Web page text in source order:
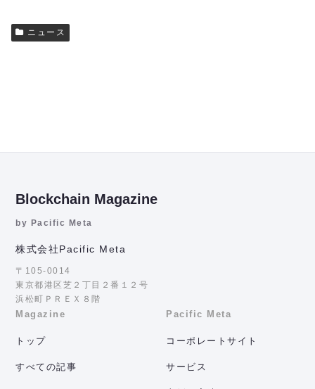
ニュース
Blockchain Magazine
by Pacific Meta
株式会社Pacific Meta
〒105-0014
東京都港区芝２丁目２番１２号
浜松町ＰＲＥＸ８階
Magazine
トップ
すべての記事
Pacific Meta
コーポレートサイト
サービス